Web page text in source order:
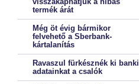
termék árát
Még öt évig bármikor
felvehető a Sberbank-
kártalanítás
Ravaszul fürkésznék ki banki
adatainkat a csalók